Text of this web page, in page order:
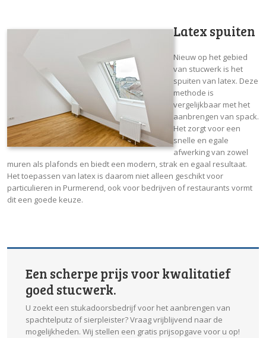
Latex spuiten
Nieuw op het gebied
van stucwerk is het
spuiten van latex. Deze
methode is
vergelijkbaar met het
aanbrengen van spack.
Het zorgt voor een
snelle en egale
afwerking van zowel
muren als plafonds en biedt een modern, strak en egaal resultaat.
Het toepassen van latex is daarom niet alleen geschikt voor
particulieren in Purmerend, ook voor bedrijven of restaurants vormt
dit een goede keuze.
Een scherpe prijs voor kwalitatief
goed stucwerk.
U zoekt een stukadoorsbedrijf voor het aanbrengen van
spachtelputz of sierpleister? Vraag vrijblijvend naar de
mogelijkheden. Wij stellen een gratis prijsopgave voor u op!